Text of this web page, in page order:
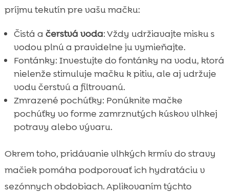
príjmu tekutín pre vašu mačku:
Čistá a čerstvá voda: Vždy udržiavajte misku s
vodou plnú a pravidelne ju vymieňajte.
Fontánky: Investujte do fontánky na vodu, ktorá
nielenže stimuluje mačku k pitiu, ale aj udržuje
vodu čerstvú a filtrovanú.
Zmrazené pochúťky: Ponúknite mačke
pochúťky vo forme zamrznutých kúskov vlhkej
potravy alebo vývaru.
Okrem toho, pridávanie vlhkých krmív do stravy
mačiek pomáha podporovať ich hydratáciu v
sezónnych obdobiach. Aplikovaním týchto